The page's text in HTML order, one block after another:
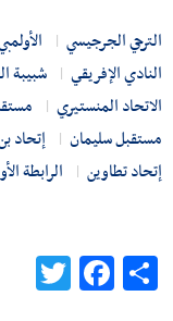
الترجي الجرجيسي
النادي الإفريقي
شبيبة
الاتحاد المنستيري
مستقبل سليمان
إتحاد
إتحاد تطاوين
الرابطة
Share